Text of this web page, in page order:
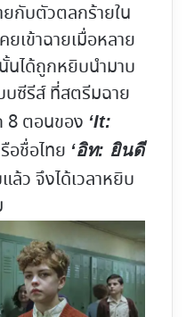
กับตัวตลกร้ายใน
เข้าฉายเมื่อหลาย
นได้ถูกหยิบนำมาบ
บซีรีส์ ที่สตรีมฉาย
8 ตอนของ ‘It:
อชื่อไทย ‘อิท: ยินดี
ล้ว จึงได้เวลาหยิบ